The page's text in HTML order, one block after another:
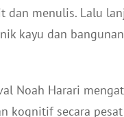
dan menulis. Lalu
kayu dan
Noah Harari
kognitif secara